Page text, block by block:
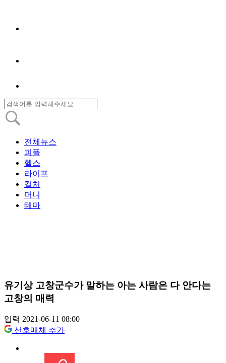
전체뉴스
피플
헬스
라이프
컬처
머니
테마
유기상 고창군수가 말하는 아는 사람은 다 안다는
고창의 매력
입력 2021-06-11 08:00
선호매체 추가